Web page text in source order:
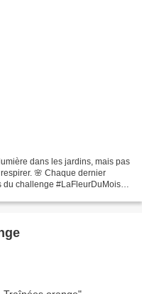
dans les jardins, mais pas
🌸 Chaque dernier
du challenge #LaFleurDuMois,